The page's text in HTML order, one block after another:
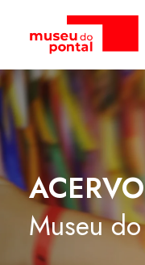
ACERVO
Museu do